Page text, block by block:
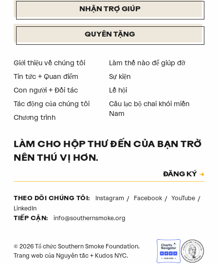
NHẬN TRỢ GIÚP
QUYÊN TẶNG
Giới thiệu về chúng tôi
Tin tức + Quan điểm
Con người + Đối tác
Tác động của chúng tôi
Chương trình
Làm thế nào để giúp đỡ
Sự kiện
Lễ hội
Câu lạc bộ chai khói miền
Nam
LÀM CHO HỘP THƯ ĐẾN CỦA BẠN TRỞ
NÊN THÚ VỊ HƠN.
Mã xác thực
ĐĂNG KÝ
THEO DÕI CHÚNG TÔI: Instagram Facebook
YouTube
LinkedIn
TIẾP CẬN: info@southernsmoke.org
© 2026 Tổ chức Southern Smoke Foundation.
Trang web của Nguyên tắc + Kudos NYC.